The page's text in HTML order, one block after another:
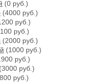
(0 руб.)
(4000 руб.)
руб.)
руб.)
(2000 руб.)
(1000 руб.)
руб.)
(3000 руб.)
руб.)